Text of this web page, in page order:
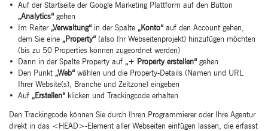
Auf der Startseite der Google Marketing Plattform auf den Button
„Analytics“gehen
Im Reiter„Verwaltung“ in der Spalte „Konto“auf den Account gehen,
dem Sie eine „Property“(also Ihr Webseitenprojekt) hinzufügen möchten
(bis zu 50 Properties können zugeordnet werden)
Dann in der Spalte Property auf„+ Property erstellen“ gehen
Den Punkt „Web“wählen und die Property-Details (Namen und URL
Ihrer Website(s), Branche und Zeitzone) eingeben
Auf „Erstellen“ klicken und Trackingcode erhalten
Den Trackingcode können Sie durch Ihren Programmierer oder Ihre Agentur
direkt in das <HEAD>-Element aller Webseiten einfügen lassen, die erfasst